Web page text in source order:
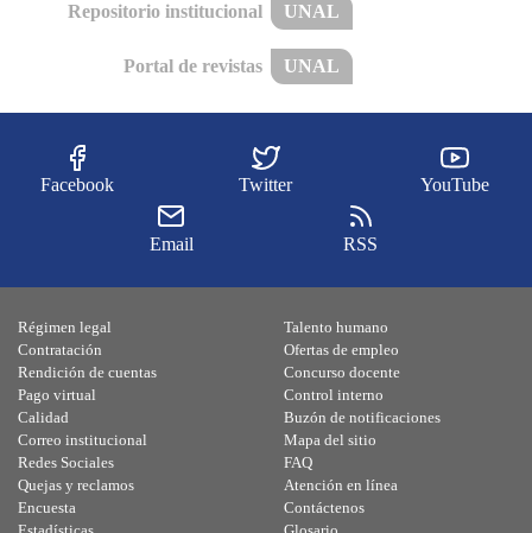
Repositorio institucional UNAL
Portal de revistas UNAL
Facebook Twitter YouTube
Email RSS
Régimen legal
Contratación
Rendición de cuentas
Pago virtual
Calidad
Talento humano
Ofertas de empleo
Concurso docente
Control interno
Buzón de notificaciones
Correo institucional
Redes Sociales
Quejas y reclamos
Encuesta
Mapa del sitio
FAQ
Atención en línea
Contáctenos